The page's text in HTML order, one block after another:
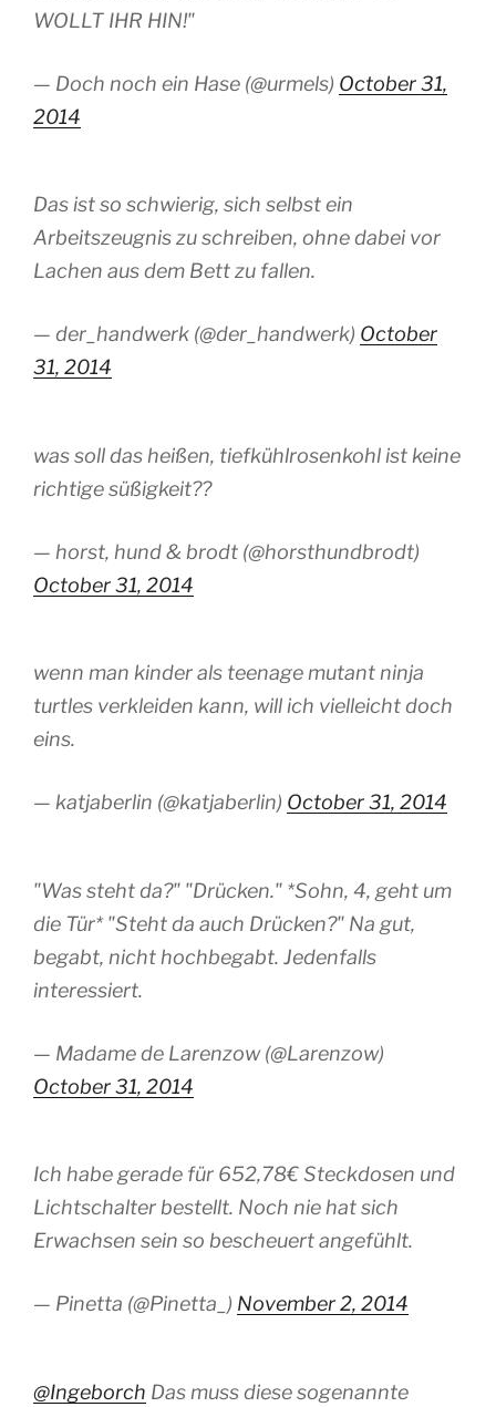
WOLLT IHR HIN!"
— Doch noch ein Hase (@urmels) October 31,
2014
Das ist so schwierig, sich selbst ein
Arbeitszeugnis zu schreiben, ohne dabei vor
Lachen aus dem Bett zu fallen.
— der_handwerk (@der_handwerk) October
31, 2014
was soll das heißen, tiefkühlrosenkohl ist keine
richtige süßigkeit??
— horst, hund & brodt (@horsthundbrodt)
October 31, 2014
wenn man kinder als teenage mutant ninja
turtles verkleiden kann, will ich vielleicht doch
eins.
— katjaberlin (@katjaberlin) October 31, 2014
"Was steht da?" "Drücken." *Sohn, 4, geht um
die Tür* "Steht da auch Drücken?" Na gut,
begabt, nicht hochbegabt. Jedenfalls
interessiert.
— Madame de Larenzow (@Larenzow)
October 31, 2014
Ich habe gerade für 652,78€ Steckdosen und
Lichtschalter bestellt. Noch nie hat sich
Erwachsen sein so bescheuert angefühlt.
— Pinetta (@Pinetta_) November 2, 2014
@Ingeborch Das muss diese sogenannte